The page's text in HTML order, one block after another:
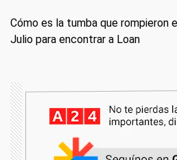
Cómo es la tumba que rompieron
Julio para encontrar a Loan